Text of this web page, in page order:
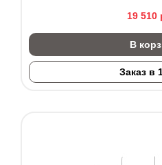
19 510
В
Заказ в